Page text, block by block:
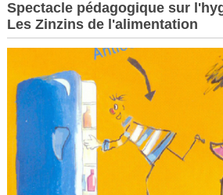
Spectacle pédagogique sur
Les Zinzins de l'alimentation